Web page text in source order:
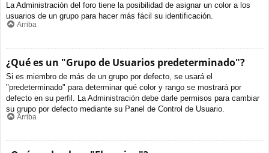
La Administración del foro tiene la posibilidad de asignar un color a los
usuarios de un grupo para hacer más fácil su identificación.
Arriba
¿Qué es un "Grupo de Usuarios predeterminado"?
Si es miembro de más de un grupo por defecto, se usará el
"predeterminado" para determinar qué color y rango se mostrará por
defecto en su perfil. La Administración debe darle permisos para cambiar
su grupo por defecto mediante su Panel de Control de Usuario.
Arriba